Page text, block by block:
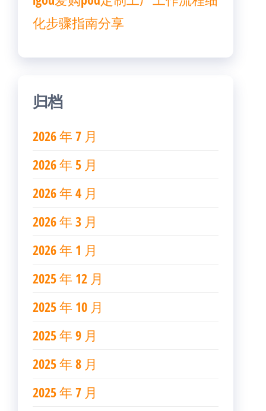
化步骤指南分享
归档
2026 年 7 月
2026 年 5 月
2026 年 4 月
2026 年 3 月
2026 年 1 月
2025 年 12 月
2025 年 10 月
2025 年 9 月
2025 年 8 月
2025 年 7 月